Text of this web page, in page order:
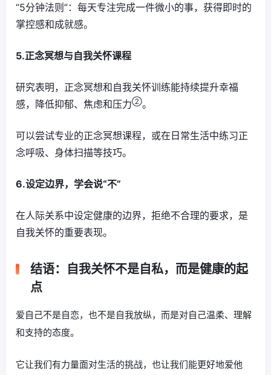
“5分钟法则”：每天专注完成一件微小的事，获得即时的
掌控感和成就感。
5.正念冥想与自我关怀课程
研究表明，正念冥想和自我关怀训练能持续提升幸福
感，降低抑郁、焦虑和压力②。
可以尝试专业的正念冥想课程，或在日常生活中练习正
念呼吸、身体扫描等技巧。
6.设定边界，学会说“不”
在人际关系中设定健康的边界，拒绝不合理的要求，是
自我关怀的重要表现。
结语：自我关怀不是自私，而是健康的起
点
爱自己不是自恋，也不是自我放纵，而是对自己温柔、理解
和支持的态度。
它让我们有力量面对生活的挑战，也让我们能更好地爱他